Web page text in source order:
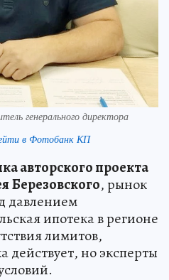
генерального директора
в Фотобанк КП
авторского проекта
Березовского, рынок
давлением
ипотека в регионе
лимитов,
действует, но эксперты